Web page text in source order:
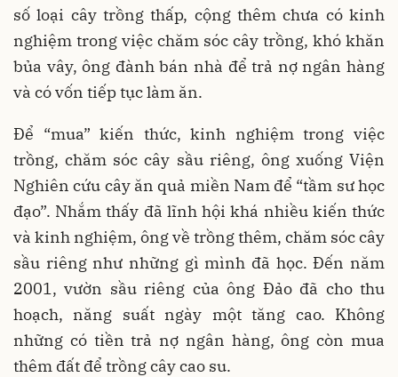
số loại cây trồng thấp, cộng thêm chưa có kinh
nghiệm trong việc chăm sóc cây trồng, khó khăn
bủa vây, ông đành bán nhà để trả nợ ngân hàng
và có vốn tiếp tục làm ăn.
Để “mua” kiến thức, kinh nghiệm trong việc
trồng, chăm sóc cây sầu riêng, ông xuống Viện
Nghiên cứu cây ăn quả miền Nam để “tầm sư học
đạo”. Nhắm thấy đã lĩnh hội khá nhiều kiến thức
và kinh nghiệm, ông về trồng thêm, chăm sóc cây
sầu riêng như những gì mình đã học. Đến năm
2001, vườn sầu riêng của ông Đảo đã cho thu
hoạch, năng suất ngày một tăng cao. Không
những có tiền trả nợ ngân hàng, ông còn mua
thêm đất để trồng cây cao su.